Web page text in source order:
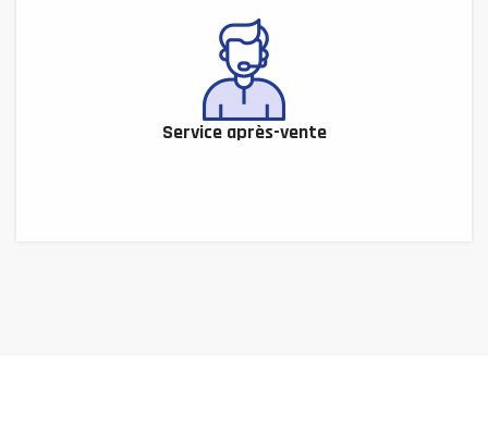
Service après-vente